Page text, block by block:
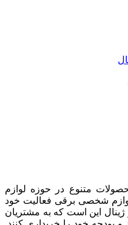
متنوع در حوزه لوازم
شخصی برقی فعالیت خود
این است که به مشتریان